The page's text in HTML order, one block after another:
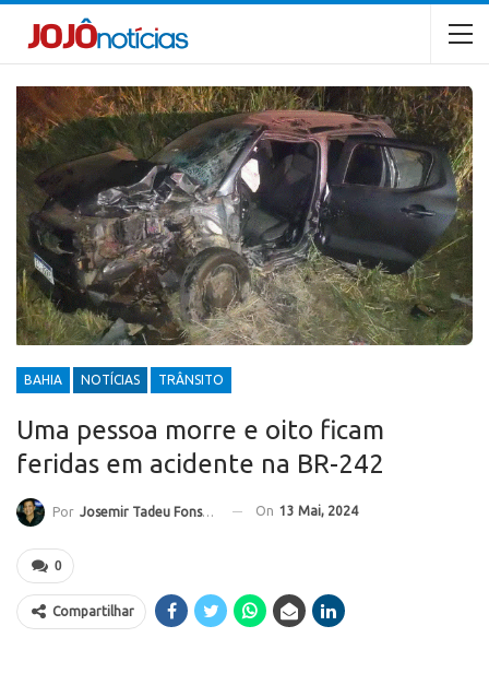
BAHIA NOTÍCIAS TRÂNSITO
Uma pessoa morre e oito ficam
feridas em acidente na BR-242
Por Josemir Tadeu Fonseca On 13 Mai, 2024
0
Compartilhar